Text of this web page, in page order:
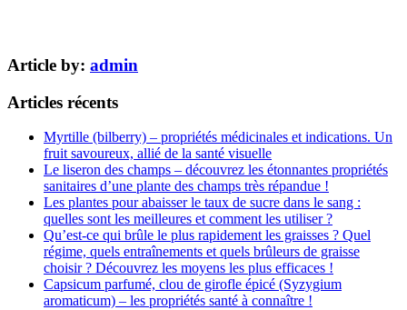
Article by: admin
Articles récents
Myrtille (bilberry) – propriétés médicinales et indications. Un
fruit savoureux, allié de la santé visuelle
Le liseron des champs – découvrez les étonnantes propriétés
sanitaires d’une plante des champs très répandue !
Les plantes pour abaisser le taux de sucre dans le sang :
quelles sont les meilleures et comment les utiliser ?
Qu’est-ce qui brûle le plus rapidement les graisses ? Quel
régime, quels entraînements et quels brûleurs de graisse
choisir ? Découvrez les moyens les plus efficaces !
Capsicum parfumé, clou de girofle épicé (Syzygium
aromaticum) – les propriétés santé à connaître !